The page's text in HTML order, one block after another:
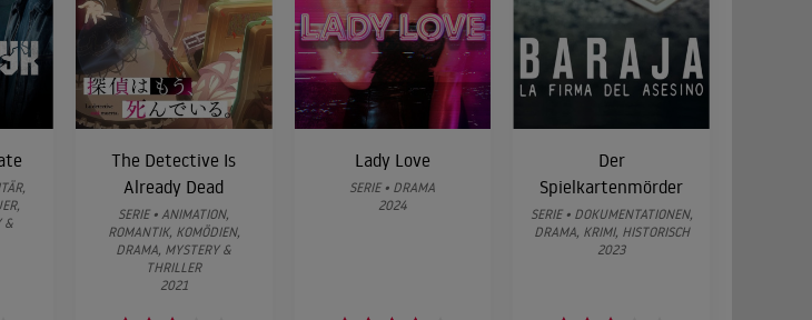
&
The Detective Is
Already Dead
SERIE • ANIMATION,
ROMANTIK, KOMÖDIEN,
DRAMA, MYSTERY &
THRILLER
2021
Lady Love
SERIE • DRAMA
2024
Der
Spielkartenmörder
SERIE • DOKUMENTATIONEN,
DRAMA, KRIMI, HISTORISCH
2023